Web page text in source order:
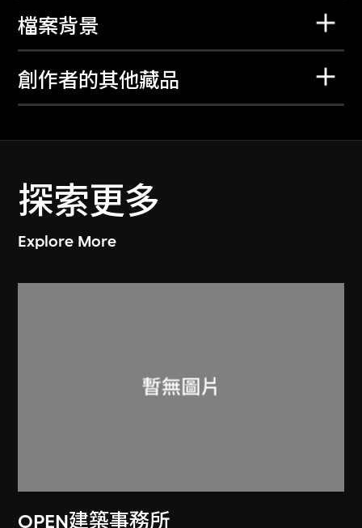
檔案背景
創作者的其他藏品
探索更多
Explore More
OPEN建築事務所